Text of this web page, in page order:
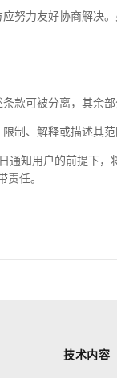
努力友好协商解决
款可被分离，其余部
制、解释或描述其范
通知用户的前提下，
任。
技术内容